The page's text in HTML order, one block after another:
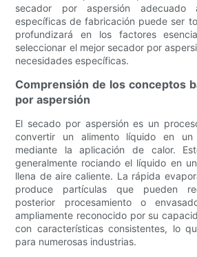
secador por aspersión adecuado
específicas de fabricación puede ser
profundizará en los factores
seleccionar el mejor secador por
necesidades específicas.
Comprensión de los conceptos
por aspersión
El secado por aspersión es un
convertir un alimento líquido en
mediante la aplicación de calor.
generalmente rociando el líquido en
llena de aire caliente. La rápida
produce partículas que pueden
posterior procesamiento o
ampliamente reconocido por su
con características consistentes, lo
para numerosas industrias.